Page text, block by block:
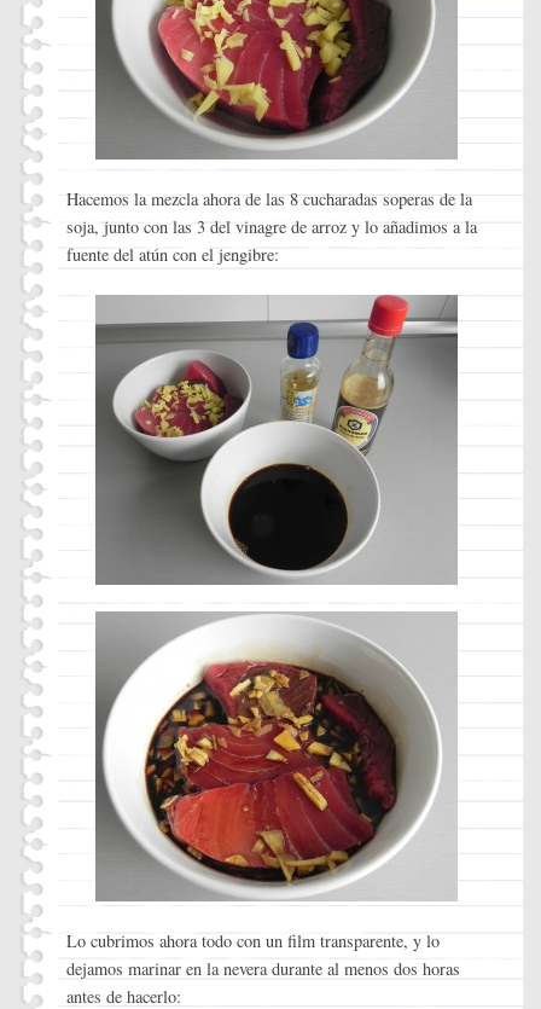
Hacemos la mezcla ahora de las 8 cucharadas soperas de la
soja, junto con las 3 del vinagre de arroz y lo añadimos a la
fuente del atún con el jengibre:
Lo cubrimos ahora todo con un film transparente, y lo
dejamos marinar en la nevera durante al menos dos horas
antes de hacerlo: